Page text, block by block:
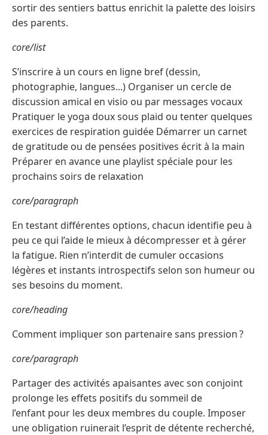
sortir des sentiers battus enrichit la palette des loisirs
des parents.
core/list
S’inscrire à un cours en ligne bref (dessin,
photographie, langues...) Organiser un cercle de
discussion amical en visio ou par messages vocaux
Pratiquer le yoga doux sous plaid ou tenter quelques
exercices de respiration guidée Démarrer un carnet
de gratitude ou de pensées positives écrit à la main
Préparer en avance une playlist spéciale pour les
prochains soirs de relaxation
core/paragraph
En testant différentes options, chacun identifie peu à
peu ce qui l’aide le mieux à décompresser et à gérer
la fatigue. Rien n’interdit de cumuler occasions
légères et instants introspectifs selon son humeur ou
ses besoins du moment.
core/heading
Comment impliquer son partenaire sans pression ?
core/paragraph
Partager des activités apaisantes avec son conjoint
prolonge les effets positifs du sommeil de
l’enfant pour les deux membres du couple. Imposer
une obligation ruinerait l’esprit de détente recherché,